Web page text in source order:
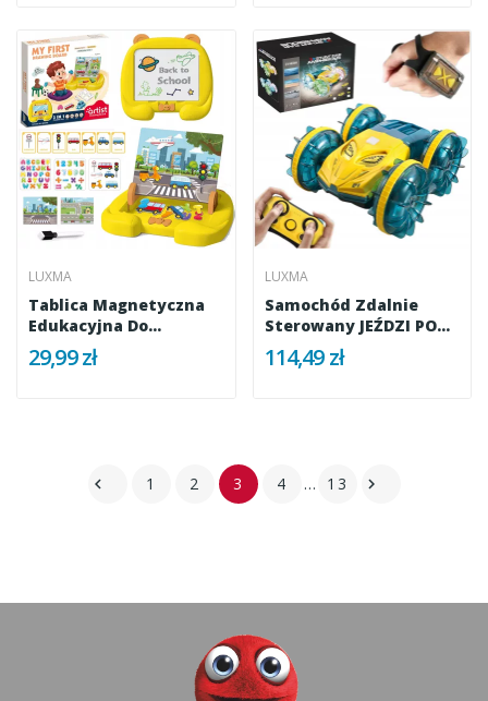
LUXMA
Tablica Magnetyczna
Edukacyjna Do
Rysowania Dla...
29,99 zł
LUXMA
Samochód Zdalnie
Sterowany JEŹDZI PO
WODZIE...
114,49 zł
 1 2 3 4 … 13 